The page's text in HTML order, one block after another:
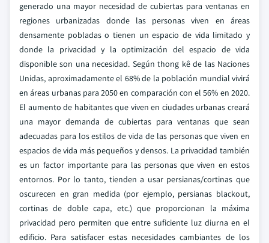
generado una mayor necesidad de cubiertas para ventanas en
regiones urbanizadas donde las personas viven en áreas
densamente pobladas o tienen un espacio de vida limitado y
donde la privacidad y la optimización del espacio de vida
disponible son una necesidad. Según thong kê de las Naciones
Unidas, aproximadamente el 68% de la población mundial vivirá
en áreas urbanas para 2050 en comparación con el 56% en 2020.
El aumento de habitantes que viven en ciudades urbanas creará
una mayor demanda de cubiertas para ventanas que sean
adecuadas para los estilos de vida de las personas que viven en
espacios de vida más pequeños y densos. La privacidad también
es un factor importante para las personas que viven en estos
entornos. Por lo tanto, tienden a usar persianas/cortinas que
oscurecen en gran medida (por ejemplo, persianas blackout,
cortinas de doble capa, etc.) que proporcionan la máxima
privacidad pero permiten que entre suficiente luz diurna en el
edificio. Para satisfacer estas necesidades cambiantes de los